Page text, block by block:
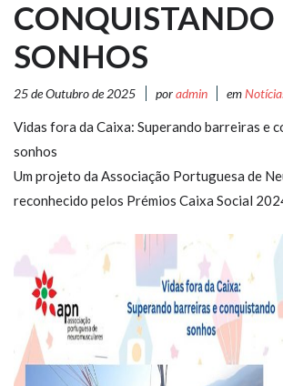
CONQUISTANDO
SONHOS
25 de Outubro de 2025 poradmin em
Vidas fora da Caixa: Superando barreiras e
sonhos
Um projeto da Associação Portuguesa de
reconhecido pelos Prémios Caixa Social